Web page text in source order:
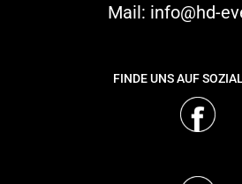
Mail: info@hd-
FINDE UNS AUF